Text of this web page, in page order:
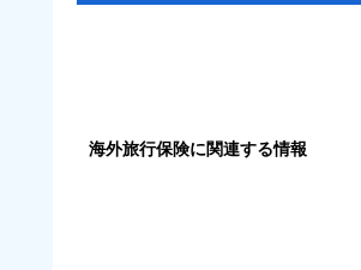
海外旅行保険に関連する情報